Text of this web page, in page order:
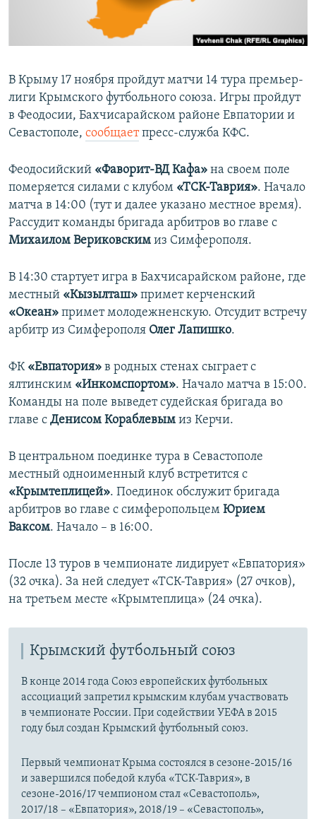
ПОБЕДИТЕЛЕЙ НЕ СУДЯТ?
КРЫМ.НЕПОКОРЕННЫЙ
УКРАИНСКАЯ ПРОБЛЕМА КРЫМА
ПРИСОЕДИНЯЙТЕСЬ!
Все сайты RFE/RL
В Крыму 17 ноября пройдут матчи 14 тура премьер-
лиги Крымского футбольного союза. Игры пройдут
в Феодосии, Бахчисарайском районе Евпатории и
Севастополе, сообщаетпресс-служба КФС.
Феодосийский «Фаворит-ВД Кафа» на своем поле
померяется силами с клубом «ТСК-Таврия». Начало
матча в 14:00 (тут и далее указано местное время).
Рассудит команды бригада арбитров во главе с
Михаилом Вериковским из Симферополя​.
В 14:30 стартует игра в Бахчисарайском районе, где
местный «Кызылташ» примет керченский
«Океан» примет молодежненскую. Отсудит встречу
арбитр из Симферополя Олег Лапишко​.
ФК «Евпатория» в родных стенах сыграет с
ялтинским «Инкомспортом». Начало матча в 15:00.
Команды на поле выведет судейская бригада во
главе с Денисом Кораблевым из Керчи.
В центральном поединке тура в Севастополе
местный одноименный клуб встретится с
«Крымтеплицей». Поединок обслужит бригада
арбитров во главе с симферопольцем Юрием
Ваксом​. Начало – в 16:00.
После 13 туров в чемпионате лидирует «Евпатория»
(32 очка). За ней следует «ТСК-Таврия» (27 очков),
на третьем месте «Крымтеплица» (24 очка).
Крымский футбольный союз
В конце 2014 года Союз европейских футбольных
ассоциаций запретил крымским клубам участвовать
в чемпионате России. При содействии УЕФА в 2015
году был создан Крымский футбольный союз.
Первый чемпионат Крыма состоялся в сезоне-2015/16
и завершился победой клуба «ТСК-Таврия», в
сезоне-2016/17 чемпионом стал «Севастополь»,
2017/18 – «Евпатория», 2018/19 – «Севастополь»,